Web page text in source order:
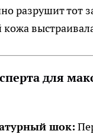
разрушит тот
для
шок: